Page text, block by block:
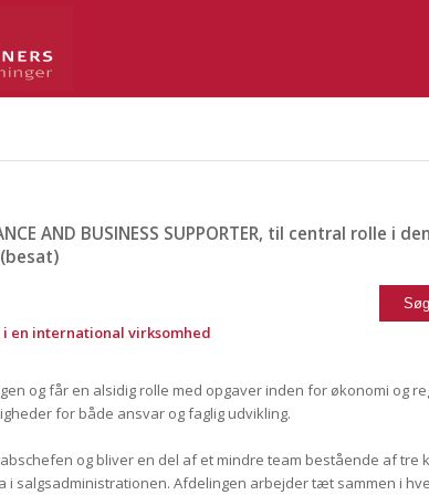
AND BUSINESS SUPPORTER, til central rolle i
en international virksomhed
og får en alsidig rolle med opgaver inden for økonomi og
for både ansvar og faglig udvikling.
og bliver en del af et mindre team bestående af tre
i salgsadministrationen. Afdelingen arbejder tæt sammen i